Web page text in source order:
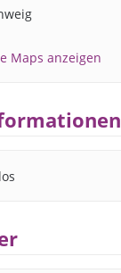
Maps anzeigen